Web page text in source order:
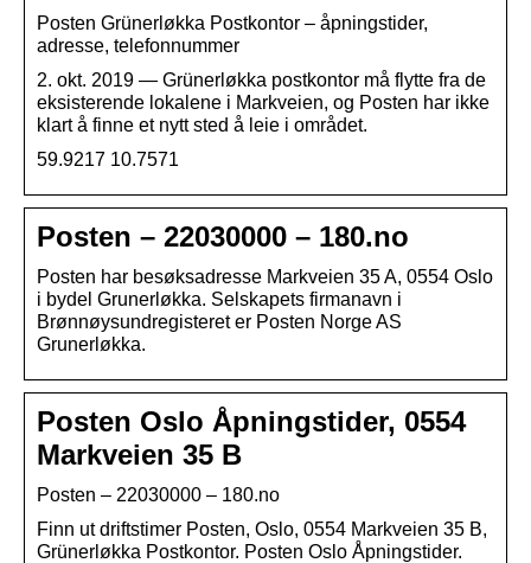
Posten Grünerløkka Postkontor – åpningstider,
adresse, telefonnummer
2. okt. 2019 — Grünerløkka postkontor må flytte fra de
eksisterende lokalene i Markveien, og Posten har ikke
klart å finne et nytt sted å leie i området.
59.9217 10.7571
Posten – 22030000 – 180.no
Posten har besøksadresse Markveien 35 A, 0554 Oslo
i bydel Grunerløkka. Selskapets firmanavn i
Brønnøysundregisteret er Posten Norge AS
Grunerløkka.
Posten Oslo Åpningstider, 0554
Markveien 35 B
Posten – 22030000 – 180.no
Finn ut driftstimer Posten, Oslo, 0554 Markveien 35 B,
Grünerløkka Postkontor. Posten Oslo Åpningstider.